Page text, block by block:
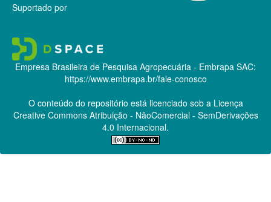
Suportado por
Empresa Brasileira de Pesquisa Agropecuária - Embrapa SAC:
https://www.embrapa.br/fale-conosco
O conteúdo do repositório está licenciado sob a Licença
Creative CommonsAtribuição - NãoComercial - SemDerivações
4.0 Internacional.